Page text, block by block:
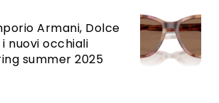
Armani, Dolce
nuovi occhiali
summer 2025